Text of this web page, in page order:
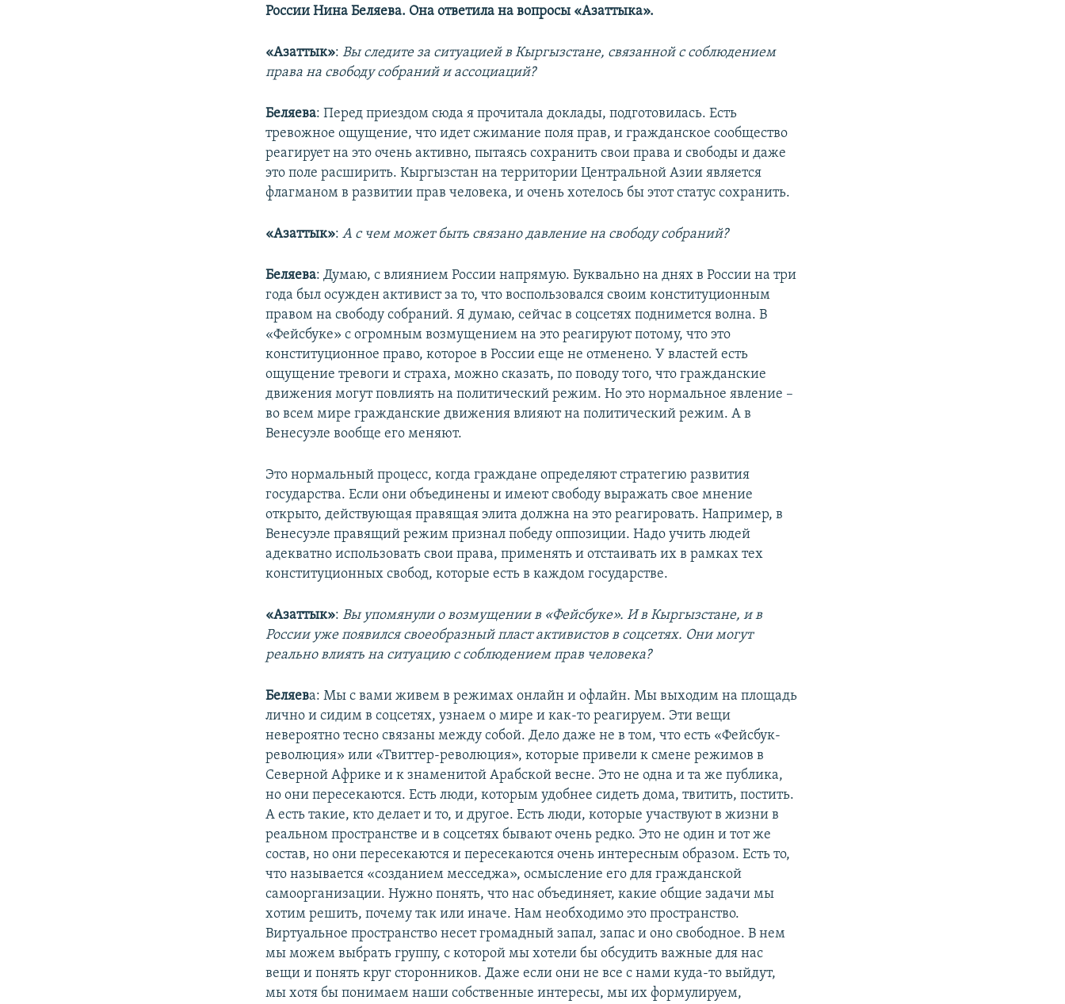
России Нина Беляева. Она ответила на вопросы «Азаттыка».
«Азаттык»:Вы следите за ситуацией в Кыргызстане, связанной с соблюдением
права на свободу собраний и ассоциаций?
Беляева: Перед приездом сюда я прочитала доклады, подготовилась. Есть
тревожное ощущение, что идет сжимание поля прав, и гражданское сообщество
реагирует на это очень активно, пытаясь сохранить свои права и свободы и даже
это поле расширить. Кыргызстан на территории Центральной Азии является
флагманом в развитии прав человека, и очень хотелось бы этот статус сохранить.
«Азаттык»:А с чем может быть связано давление на свободу собраний?
Беляева: Думаю, с влиянием России напрямую. Буквально на днях в России на три
года был осужден активист за то, что воспользовался своим конституционным
правом на свободу собраний. Я думаю, сейчас в соцсетях поднимется волна. В
«Фейсбуке» с огромным возмущением на это реагируют потому, что это
конституционное право, которое в России еще не отменено. У властей есть
ощущение тревоги и страха, можно сказать, по поводу того, что гражданские
движения могут повлиять на политический режим. Но это нормальное явление –
во всем мире гражданские движения влияют на политический режим. А в
Венесуэле вообще его меняют.
Это нормальный процесс, когда граждане определяют стратегию развития
государства. Если они объединены и имеют свободу выражать свое мнение
открыто, действующая правящая элита должна на это реагировать. Например, в
Венесуэле правящий режим признал победу оппозиции. Надо учить людей
адекватно использовать свои права, применять и отстаивать их в рамках тех
конституционных свобод, которые есть в каждом государстве.
«Азаттык»:Вы упомянули о возмущении в «Фейсбуке». И в Кыргызстане, и в
России уже появился своеобразный пласт активистов в соцсетях. Они могут
реально влиять на ситуацию с соблюдением прав человека?
Беляева: Мы с вами живем в режимах онлайн и офлайн. Мы выходим на площадь
лично и сидим в соцсетях, узнаем о мире и как-то реагируем. Эти вещи
невероятно тесно связаны между собой. Дело даже не в том, что есть «Фейсбук-
революция» или «Твиттер-революция», которые привели к смене режимов в
Северной Африке и к знаменитой Арабской весне. Это не одна и та же публика,
но они пересекаются. Есть люди, которым удобнее сидеть дома, твитить, постить.
А есть такие, кто делает и то, и другое. Есть люди, которые участвуют в жизни в
реальном пространстве и в соцсетях бывают очень редко. Это не один и тот же
состав, но они пересекаются и пересекаются очень интересным образом. Есть то,
что называется «созданием месседжа», осмысление его для гражданской
самоорганизации. Нужно понять, что нас объединяет, какие общие задачи мы
хотим решить, почему так или иначе. Нам необходимо это пространство.
Виртуальное пространство несет громадный запал, запас и оно свободное. В нем
мы можем выбрать группу, с которой мы хотели бы обсудить важные для нас
вещи и понять круг сторонников. Даже если они не все с нами куда-то выйдут,
мы хотя бы понимаем наши собственные интересы, мы их формулируем,